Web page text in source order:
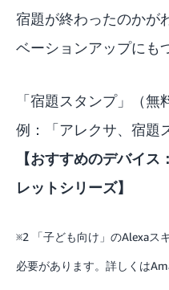
宿題が終わったのかが
ベーションアップにも
「宿題スタンプ」（無
例：「アレクサ、宿題
【おすすめのデバイ
レットシリーズ】
※2 「子ども向け」のAlexaス
必要があります。詳しくは